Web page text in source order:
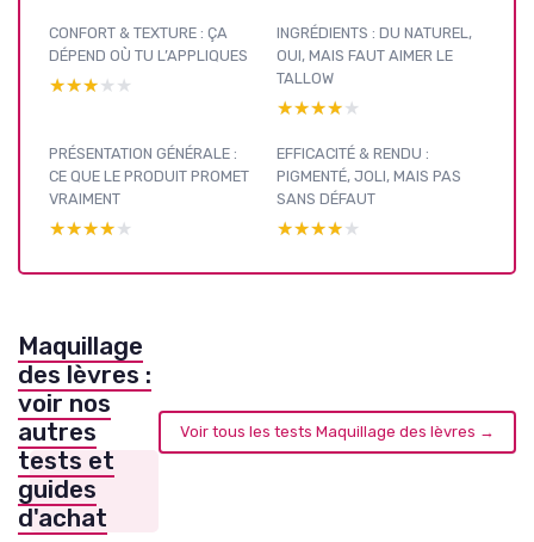
CONFORT & TEXTURE : ÇA
DÉPEND OÙ TU L’APPLIQUES
★★★★★
★★★★★
INGRÉDIENTS : DU NATUREL,
OUI, MAIS FAUT AIMER LE
TALLOW
★★★★★
★★★★★
PRÉSENTATION GÉNÉRALE :
CE QUE LE PRODUIT PROMET
VRAIMENT
★★★★★
★★★★★
EFFICACITÉ & RENDU :
PIGMENTÉ, JOLI, MAIS PAS
SANS DÉFAUT
★★★★★
★★★★★
Maquillage
des lèvres :
voir nos
autres
tests et
guides
d'achat
Voir tous les tests Maquillage des lèvres →